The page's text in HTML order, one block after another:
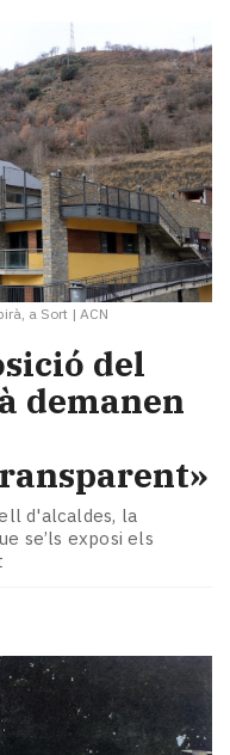
a Sort | ACN
del
demanen
d'alcaldes, la
se’ls exposi els